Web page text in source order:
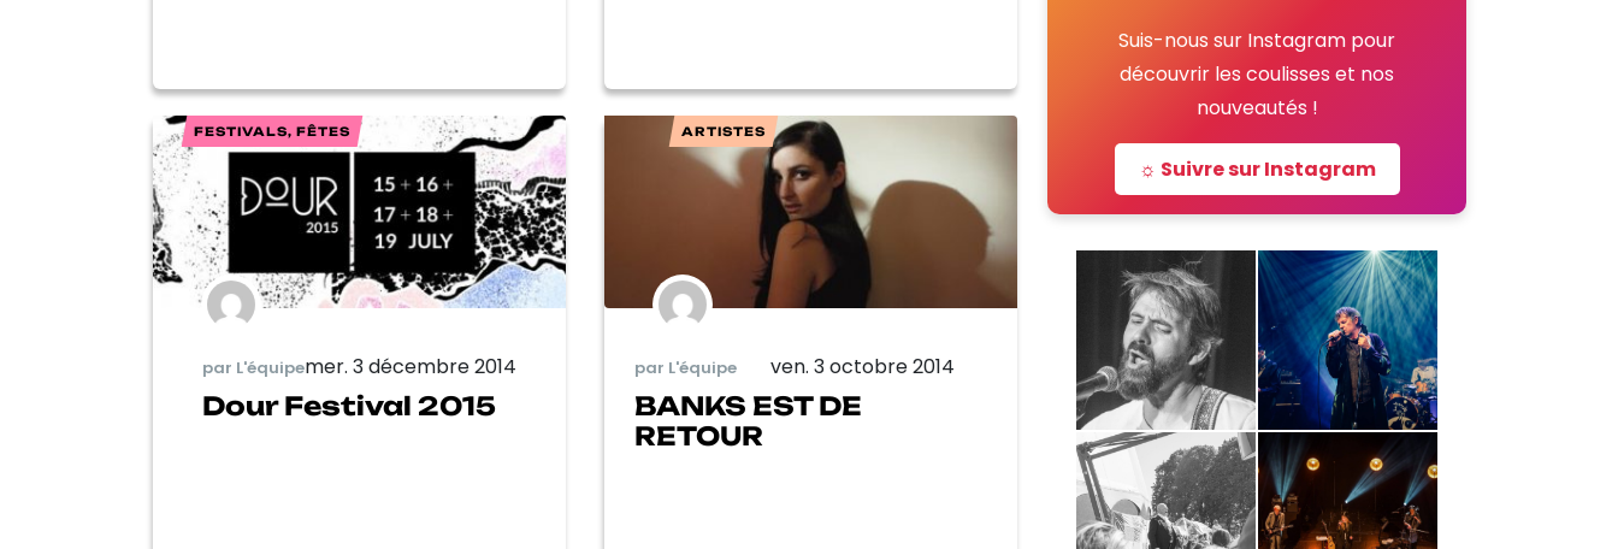
FESTIVALS, FÊTES
par L'équipemer. 3 décembre 2014
Dour Festival 2015
ARTISTES
par L'équipe ven. 3 octobre 2014
BANKS EST DE
RETOUR
Suis-nous sur Instagram pour
découvrir les coulisses et nos
nouveautés !
☼ Suivre sur Instagram